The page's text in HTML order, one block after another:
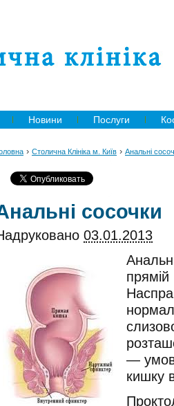
Новини Послуги
› Столична Клініка м. Київ › Анальні
сосочки
03.01.2013
прямій
—
кишку